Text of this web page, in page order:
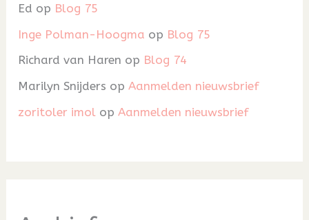
Ed op Blog 75
Inge Polman-Hoogma op Blog 75
Richard van Haren op Blog 74
Marilyn Snijders opAanmelden nieuwsbrief
zoritoler imol opAanmelden nieuwsbrief